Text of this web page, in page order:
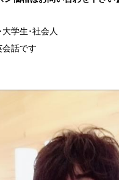
学生･社会人
話です